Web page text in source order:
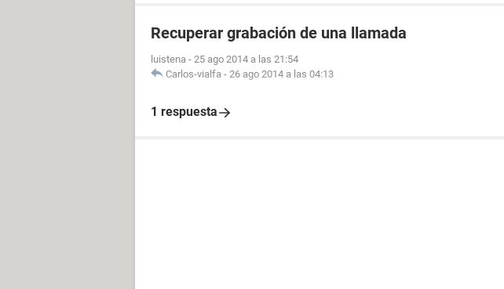
Recuperar grabación de una llamada
luistena - 25 ago 2014 a las 21:54
Carlos-vialfa - 26 ago 2014 a las 04:13
1 respuesta